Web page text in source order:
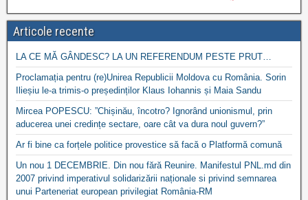
Articole recente
LA CE MĂ GÂNDESC? LA UN REFERENDUM PESTE PRUT…
Proclamația pentru (re)Unirea Republicii Moldova cu România. Sorin
Ilieșiu le-a trimis-o președinților Klaus Iohannis și Maia Sandu
Mircea POPESCU: ”Chișinău, încotro? Ignorând unionismul, prin
aducerea unei credințe sectare, oare cât va dura noul guvern?”
Ar fi bine ca forțele politice provestice să facă o Platformă comună
Un nou 1 DECEMBRIE. Din nou fără Reunire. Manifestul PNL.md din
2007 privind imperativul solidarizării naționale si privind semnarea
unui Parteneriat european privilegiat România-RM